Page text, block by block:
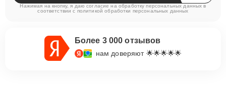
Нажимая на кнопку, я даю согласие на обработку персональных данных в
соответствии с политикой обработки персональных данных
Более 3 000 отзывов
нам доверяют 🌟🌟🌟🌟🌟